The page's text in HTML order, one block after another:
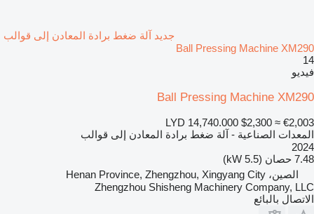
جديد آلة ضغط برادة المعادن إلى قوالب
Ball Pressing Machine XM290
14
فيديو
Ball Pressing Machine XM290
LYD 14,740.000 $2,300 ≈ €2,003
المعدات الصناعية - آلة ضغط برادة المعادن إلى قوالب
2024
7.48 حصان (5.5 kW)
الصين، Henan Province, Zhengzhou, Xingyang City
Zhengzhou Shisheng Machinery Company, LLC
الاتصال بالبائع